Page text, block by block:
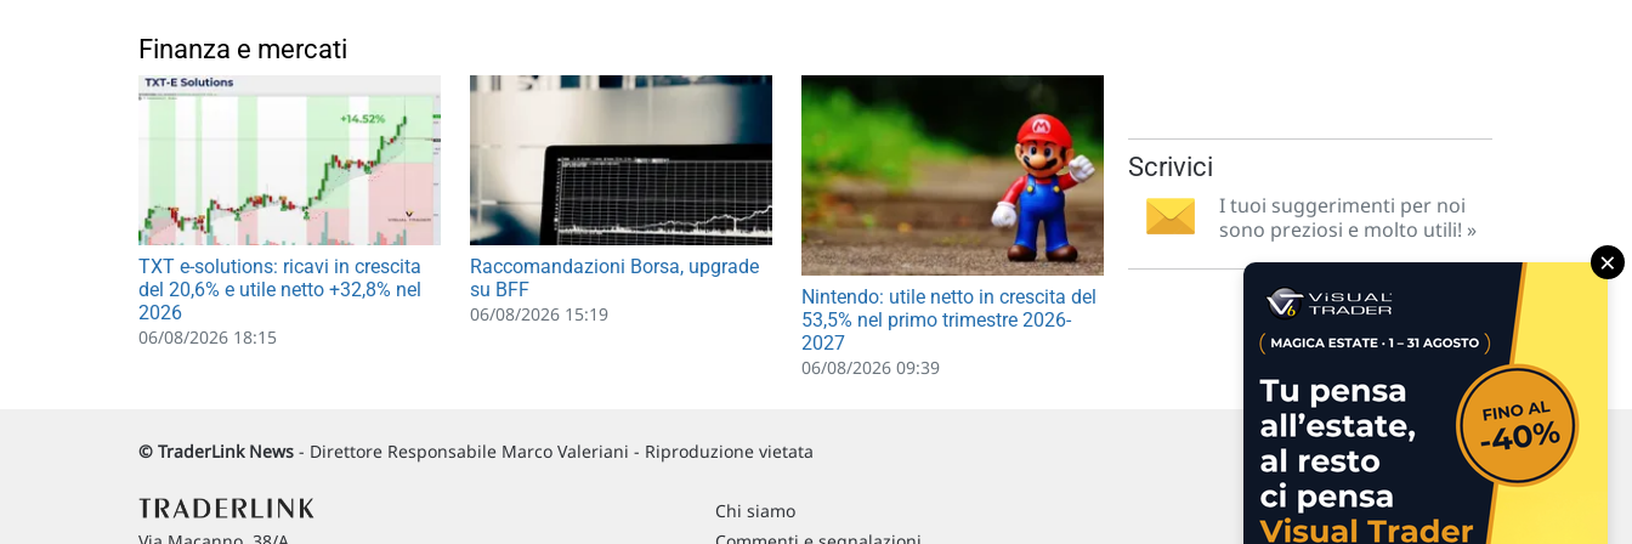
Finanza e mercati
TXT e-solutions: ricavi in crescita
del 20,6% e utile netto +32,8% nel
2026
06/08/2026 18:15
Raccomandazioni Borsa, upgrade
su BFF
06/08/2026 15:19
Nintendo: utile netto in crescita del
53,5% nel primo trimestre 2026-
2027
06/08/2026 09:39
Scrivici
I tuoi suggerimenti per noi
sono preziosi e molto utili! »
© TraderLink News - Direttore Responsabile Marco Valeriani - Riproduzione vietata
Chi siamo
×